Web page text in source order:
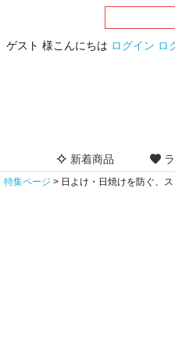
ゲスト 様こんにちは ログイン ロ
新着商品
特集ページ 日よけ・日焼けを防ぐ、